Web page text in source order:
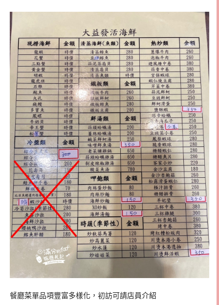
餐廳菜單品項豐富多樣化，初訪可請店員介紹